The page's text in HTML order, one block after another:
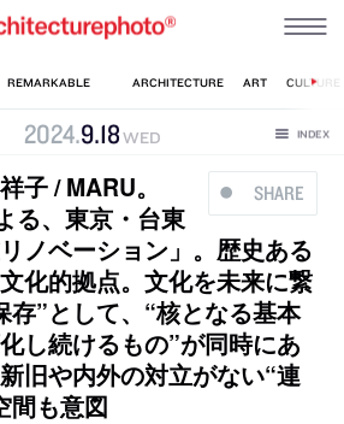
2024.9.18 WED
SHARE
子 / MARU。
る、東京・台東
ノベーション」。歴史ある
化的拠点。文化を未来に繋
存”として、“核となる基本
し続けるもの”が同時にあ
旧や内外の対立がない“連
間も意図